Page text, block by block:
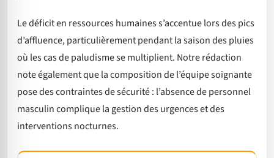
Le déficit en ressources humaines s’accentue lors des pics
d’affluence, particulièrement pendant la saison des pluies
où les cas de paludisme se multiplient. Notre rédaction
note également que la composition de l’équipe soignante
pose des contraintes de sécurité : l’absence de personnel
masculin complique la gestion des urgences et des
interventions nocturnes.